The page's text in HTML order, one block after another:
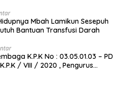
Mbah Lamikun Sesepuh
Bantuan Transfusi Darah
: 03.05.01.03 – PD
/ VIII / 2020 , Pengurus